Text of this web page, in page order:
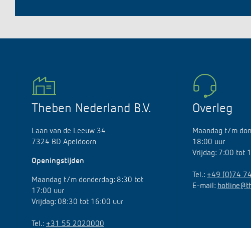
Theben Nederland B.V.
Laan van de Leeuw 34
7324 BD Apeldoorn
Openingstijden
Maandag t/m donderdag: 8:30 tot
17:00 uur
Vrijdag: 08:30 tot 16:00 uur
Tel.: +31 55 2020000
Overleg
Maandag t/m
18:00 uur
Vrijdag: 7:00 tot
Tel.: +49 (0)74
E-mail: